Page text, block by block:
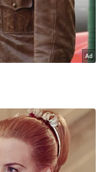
Klik di sini!